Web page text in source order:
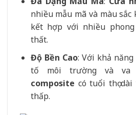
nhiều mẫu mã và màu sắc
kết hợp với nhiều
thất.
Độ Bền Cao: Với khả
tố môi trường và va
composite có tuổi thọ
thấp.